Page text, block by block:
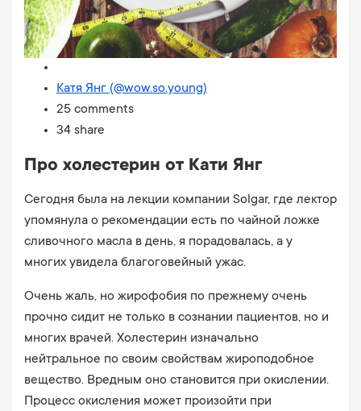
Катя Янг (@wow.so.young)
25 comments
34 share
Про холестерин от Кати Янг
Сегодня была на лекции компании Solgar, где лектор
упомянула о рекомендации есть по чайной ложке
сливочного масла в день, я порадовалась, а у
многих увидела благоговейный ужас.
Очень жаль, но жирофобия по прежнему очень
прочно сидит не только в сознании пациентов, но и
многих врачей. Холестерин изначально
нейтральное по своим свойствам жироподобное
вещество. Вредным оно становится при окислении.
Процесс окисления может произойти при